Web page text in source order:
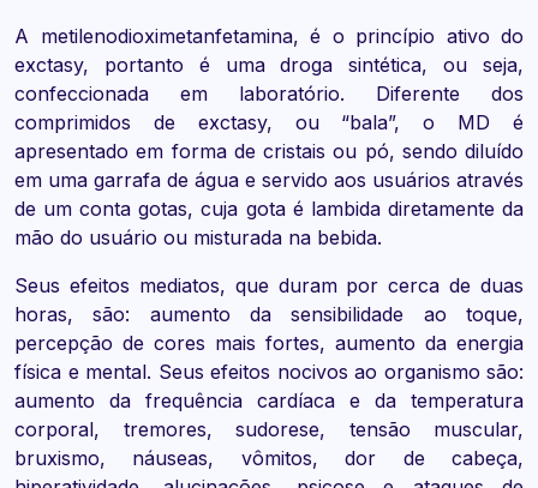
A metilenodioximetanfetamina, é o princípio ativo do
exctasy, portanto é uma droga sintética, ou seja,
confeccionada em laboratório. Diferente dos
comprimidos de exctasy, ou “bala”, o MD é
apresentado em forma de cristais ou pó, sendo diluído
em uma garrafa de água e servido aos usuários através
de um conta gotas, cuja gota é lambida diretamente da
mão do usuário ou misturada na bebida.
Seus efeitos mediatos, que duram por cerca de duas
horas, são: aumento da sensibilidade ao toque,
percepção de cores mais fortes, aumento da energia
física e mental. Seus efeitos nocivos ao organismo são:
aumento da frequência cardíaca e da temperatura
corporal, tremores, sudorese, tensão muscular,
bruxismo, náuseas, vômitos, dor de cabeça,